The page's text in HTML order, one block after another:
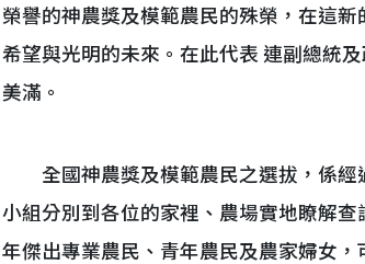
榮譽的神農獎及模範農民的殊榮，在這
希望與光明的未來。在此代表 連副總統
美滿。
全國神農獎及模範農民之選拔，係經
小組分別到各位的家裡、農場實地瞭解
年傑出專業農民、青年農民及農家婦女